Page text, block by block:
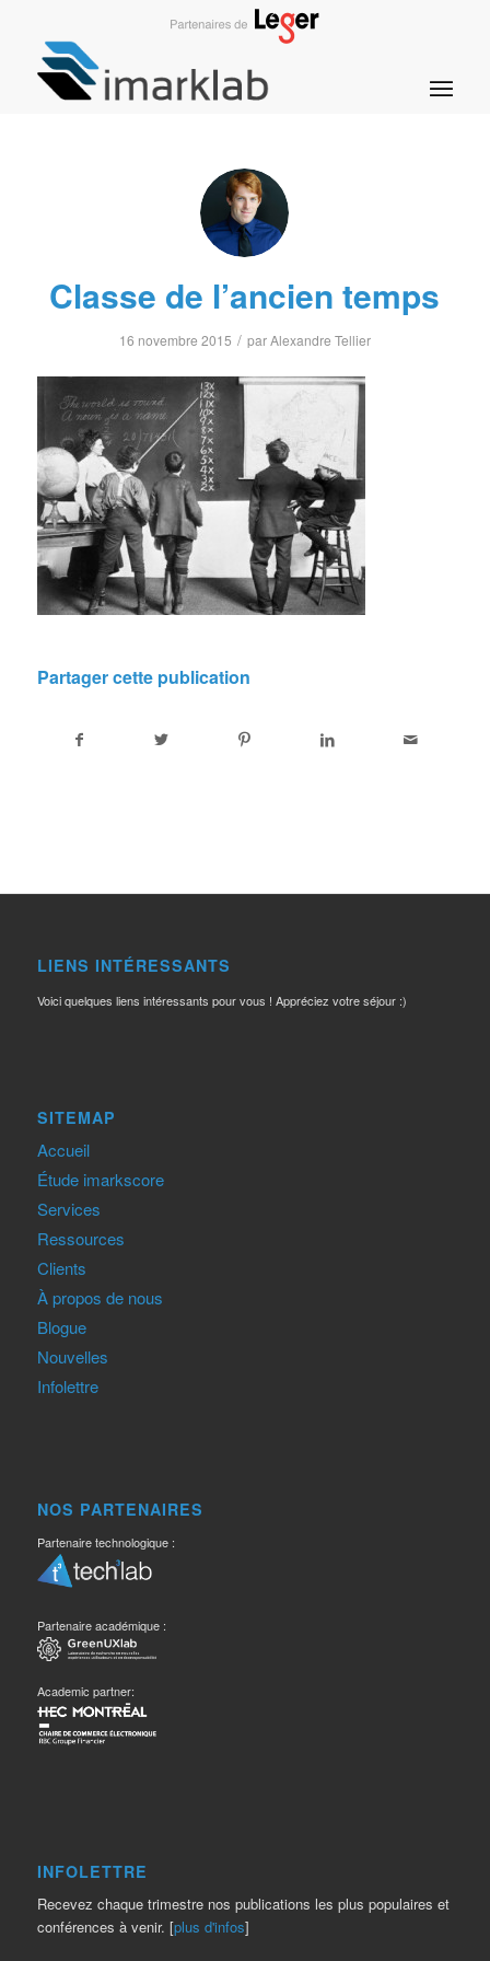
Classe de l’ancien temps
16 novembre 2015 / parAlexandre Tellier
Partager cette publication
LIENS INTÉRESSANTS
Voici quelques liens intéressants pour vous ! Appréciez votre séjour :)
SITEMAP
Accueil
Étude imarkscore
Services
Ressources
Clients
À propos de nous
Blogue
Nouvelles
Infolettre
NOS PARTENAIRES
Partenaire technologique :
Partenaire académique :
Academic partner:
INFOLETTRE
Recevez chaque trimestre nos publications les plus populaires et
conférences à venir. [plus d'infos]